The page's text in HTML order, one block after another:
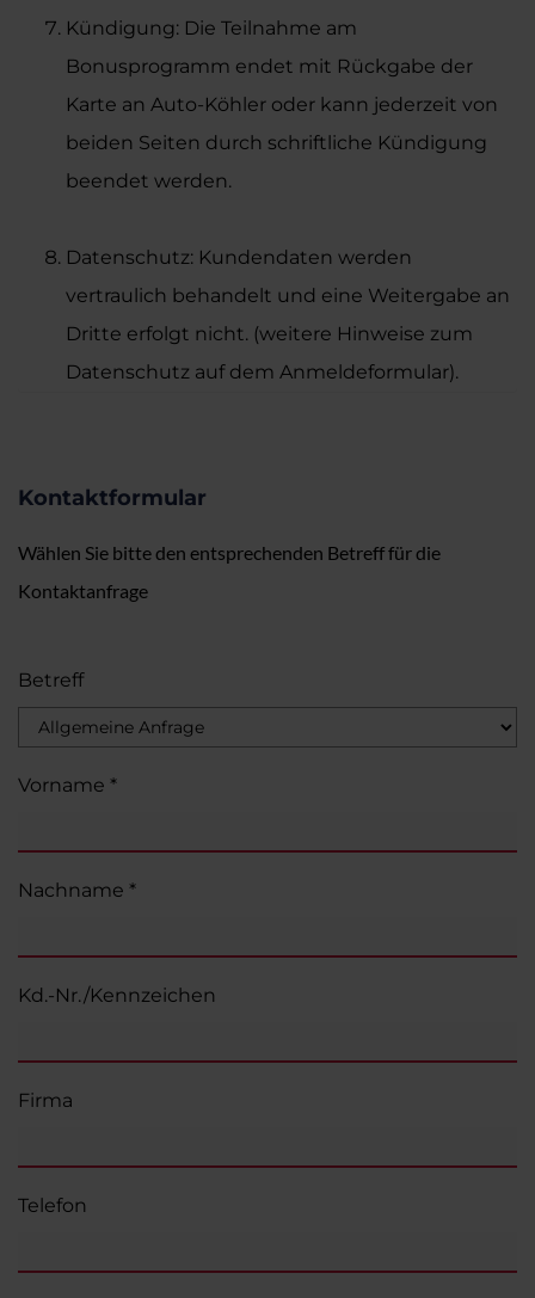
Kündigung: Die Teilnahme am
Bonusprogramm endet mit Rückgabe der
Karte an Auto-Köhler oder kann jederzeit von
beiden Seiten durch schriftliche Kündigung
beendet werden.
Datenschutz: Kundendaten werden
vertraulich behandelt und eine Weitergabe an
Dritte erfolgt nicht. (weitere Hinweise zum
Datenschutz auf dem Anmeldeformular).
Kontaktformular
Wählen Sie bitte den entsprechenden Betreff für die
Kontaktanfrage
Betreff
Vorname *
Nachname *
Kd.-Nr./Kennzeichen
Firma
Telefon